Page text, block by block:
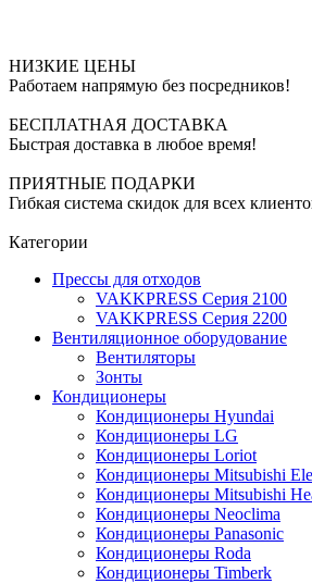
НИЗКИЕ ЦЕНЫ
Работаем напрямую без посредников!
БЕСПЛАТНАЯ ДОСТАВКА
Быстрая доставка в любое время!
ПРИЯТНЫЕ ПОДАРКИ
Гибкая система скидок для всех
Категории
Прессы для отходов
VAKKPRESS Серия 2100
VAKKPRESS Серия 2200
Вентиляционное оборудование
Вентиляторы
Зонты
Кондиционеры
Кондиционеры Hyundai
Кондиционеры LG
Кондиционеры Loriot
Кондиционеры Mitsubishi
Кондиционеры Mitsubishi
Кондиционеры Neoclima
Кондиционеры Panasonic
Кондиционеры Roda
Кондиционеры Timberk